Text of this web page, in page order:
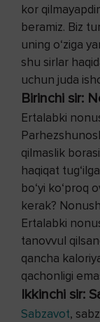
kor
beramiz. Biz
uning o‘ziga
shu sirlar
uchun juda
Birinchi sir:
Ertalabki
qilmaslik
haqiqat
bo‘yi ko‘proq
kerak?
Ertalabki
tanovvul
qancha
qachonligi
Ikkinchi sir:
Sabzavot,